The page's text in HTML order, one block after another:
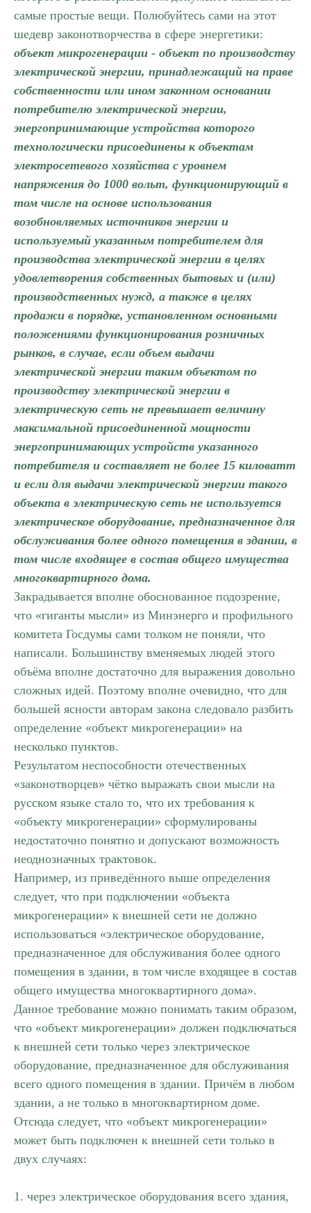
самые простые вещи. Полюбуйтесь сами на этот
шедевр законотворчества в сфере энергетики:
объект микрогенерации - объект по производству
электрической энергии, принадлежащий на праве
собственности или ином законном основании
потребителю электрической энергии,
энергопринимающие устройства которого
технологически присоединены к объектам
электросетевого хозяйства с уровнем
напряжения до 1000 вольт, функционирующий в
том числе на основе использования
возобновляемых источников энергии и
используемый указанным потребителем для
производства электрической энергии в целях
удовлетворения собственных бытовых и (или)
производственных нужд, а также в целях
продажи в порядке, установленном основными
положениями функционирования розничных
рынков, в случае, если объем выдачи
электрической энергии таким объектом по
производству электрической энергии в
электрическую сеть не превышает величину
максимальной присоединенной мощности
энергопринимающих устройств указанного
потребителя и составляет не более 15 киловатт
и если для выдачи электрической энергии такого
объекта в электрическую сеть не используется
электрическое оборудование, предназначенное для
обслуживания более одного помещения в здании, в
том числе входящее в состав общего имущества
многоквартирного дома.
Закрадывается вполне обоснованное подозрение,
что «гиганты мысли» из Минэнерго и профильного
комитета Госдумы сами толком не поняли, что
написали. Большинству вменяемых людей этого
объёма вполне достаточно для выражения довольно
сложных идей. Поэтому вполне очевидно, что для
большей ясности авторам закона следовало разбить
определение «объект микрогенерации» на
несколько пунктов.
Результатом неспособности отечественных
«законотворцев» чётко выражать свои мысли на
русском языке стало то, что их требования к
«объекту микрогенерации» сформулированы
недостаточно понятно и допускают возможность
неоднозначных трактовок.
Например, из приведённого выше определения
следует, что при подключении «объекта
микрогенерации» к внешней сети не должно
использоваться «электрическое оборудование,
предназначенное для обслуживания более одного
помещения в здании, в том числе входящее в состав
общего имущества многоквартирного дома».
Данное требование можно понимать таким образом,
что «объект микрогенерации» должен подключаться
к внешней сети только через электрическое
оборудование, предназначенное для обслуживания
всего одного помещения в здании. Причём в любом
здании, а не только в многоквартирном доме.
Отсюда следует, что «объект микрогенерации»
может быть подключен к внешней сети только в
двух случаях:
1. через электрическое оборудования всего здания,